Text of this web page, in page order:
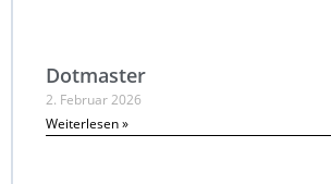
Dotmaster
2. Februar 2026
Weiterlesen »